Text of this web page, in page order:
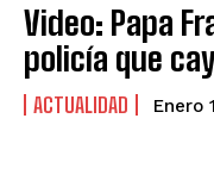
Video: Papa
policía que
ACTUALIDAD Enero